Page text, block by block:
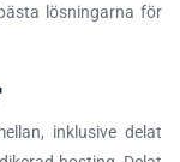
lösningarna för
inklusive delat